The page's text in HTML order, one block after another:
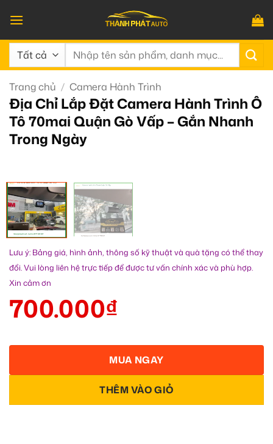
qua
nội
dung
Tìm
Trang chủ / Camera Hành Trình
Địa Chỉ Lắp Đặt Camera Hành Trình Ô
Tô 70mai Quận Gò Vấp – Gắn Nhanh
Trong Ngày
Lưu ý: Bảng giá, hình ảnh, thông số kỹ thuật và quà tặng có thể thay
đổi. Vui lòng liên hệ trực tiếp để được tư vấn chính xác và phù hợp.
Xin cảm ơn
700.000₫
THÊM VÀO GIỎ
MUA NGAY